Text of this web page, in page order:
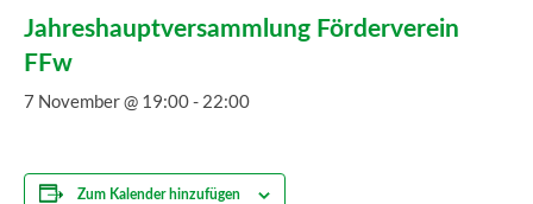
Jahreshauptversammlung Förderverein
FFw
7 November @ 19:00- 22:00
Zum Kalender hinzufügen